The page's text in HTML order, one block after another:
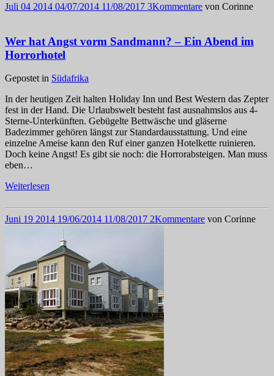
Juli 04 2014 04/07/2014 11/08/2017 3Kommentare von Corinne
Wer hat Angst vorm Sandmann? – Ein Abend im
Horrorhotel
Gepostet in Südafrika
In der heutigen Zeit halten Holiday Inn und Best Western das Zepter
fest in der Hand. Die Urlaubswelt besteht fast ausnahmslos aus 4-
Sterne-Unterkünften. Gebügelte Bettwäsche und gläserne
Badezimmer gehören längst zur Standardausstattung. Und eine
einzelne Ameise kann den Ruf einer ganzen Hotelkette ruinieren.
Doch keine Angst! Es gibt sie noch: die Horrorabsteigen. Man muss
eben…
Weiterlesen
Juni 19 2014 19/06/2014 11/08/2017 2Kommentare von Corinne